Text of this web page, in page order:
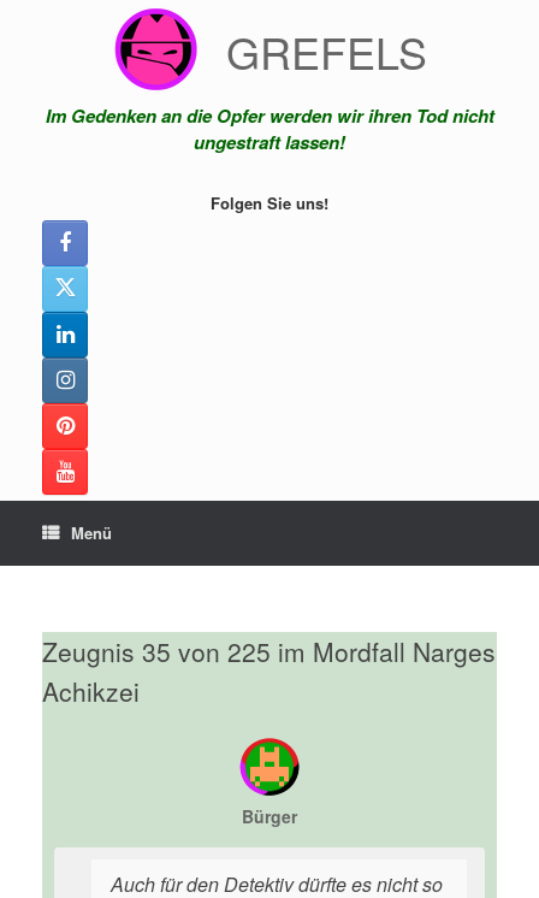
GREFELS
Im Gedenken an die Opfer werden wir ihren Tod nicht
ungestraft lassen!
Folgen Sie uns!
Menü
Zeugnis 35 von 225 im Mordfall Narges
Achikzei
Bürger
Auch für den Detektiv dürfte es nicht so